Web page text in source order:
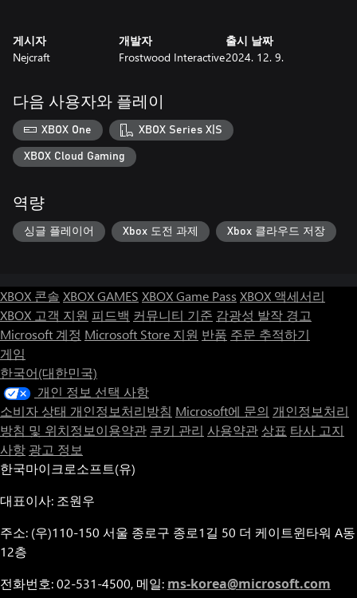
게시자
Nejcraft
개발자
Frostwood Interactive
출시 날짜
2024. 12. 9.
다음 사용자와 플레이
XBOX One XBOX Series X|S
XBOX Cloud Gaming
역량
싱글 플레이어 Xbox 도전 과제 Xbox 클라우드 저장
XBOX 콘솔 XBOX GAMES XBOX Game Pass XBOX 액세서리
XBOX 고객 지원 피드백 커뮤니티 기준 감광성 발작 경고
Microsoft 계정 Microsoft Store 지원 반품 주문 추적하기
게임
한국어(대한민국)
개인 정보 선택 사항
소비자 상태 개인정보처리방침 Microsoft에 문의 개인정보처리
방침 및 위치정보이용약관 쿠키 관리 사용약관 상표 타사 고지
사항 광고 정보
한국마이크로소프트(유)
대표이사: 조원우
주소: (우)110-150 서울 종로구 종로1길 50 더 케이트윈타워 A동
12층
전화번호: 02-531-4500, 메일: ms-korea@microsoft.com